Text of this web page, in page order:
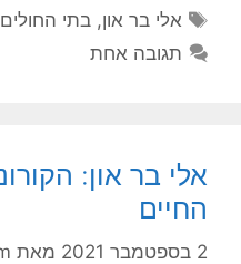
תגיות
אלי בר און,בתי החולים
תגובה אחת
אלי בר און:
החיים
2 בספטמבר 2021 מאת